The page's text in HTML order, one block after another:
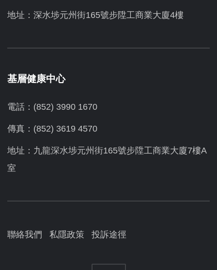
地址：深水埗元州街165號步陞工商業大廈4樓
基層健康中心
電話：(852) 3990 1670
傳真：(852) 3619 4570
地址：九龍深水埗元州街165號步陞工商業大廈7樓A
室
聯絡我們 私隱政策 投訴途徑